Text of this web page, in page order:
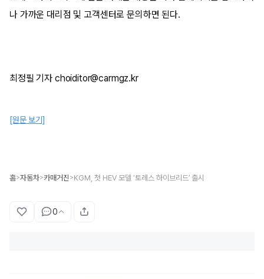
나 가까운 대리점 및 고객센터로 문의하면 된다.
최정필 기자 choiditor@carmgz.kr
[원문 보기]
홈>자동차>카매거진 >KGM, 첫 HEV 모델 ‘토레스 하이브리드’ 출시
0